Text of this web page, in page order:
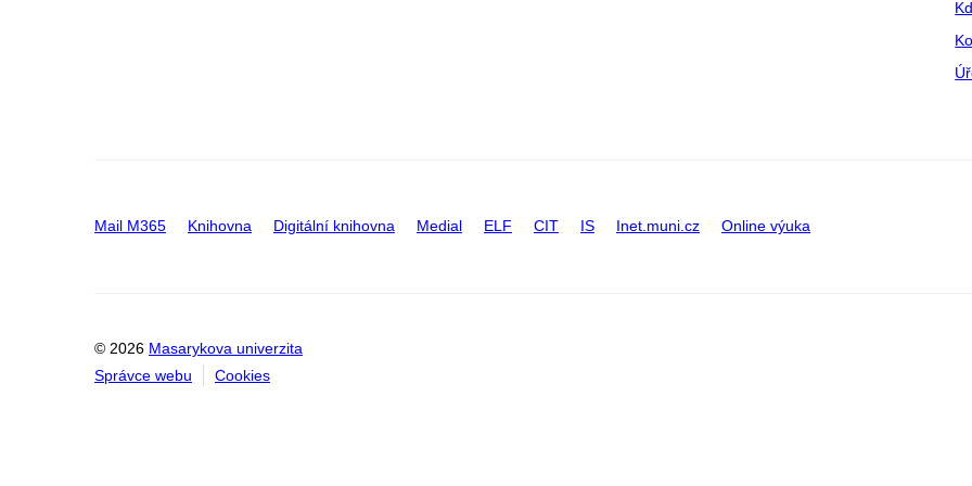
Mail M365 Knihovna Digitální knihovna Medial ELF CIT IS Inet.muni.cz Online výuka
© 2026 Masarykova univerzita
Správce webu
Cookies